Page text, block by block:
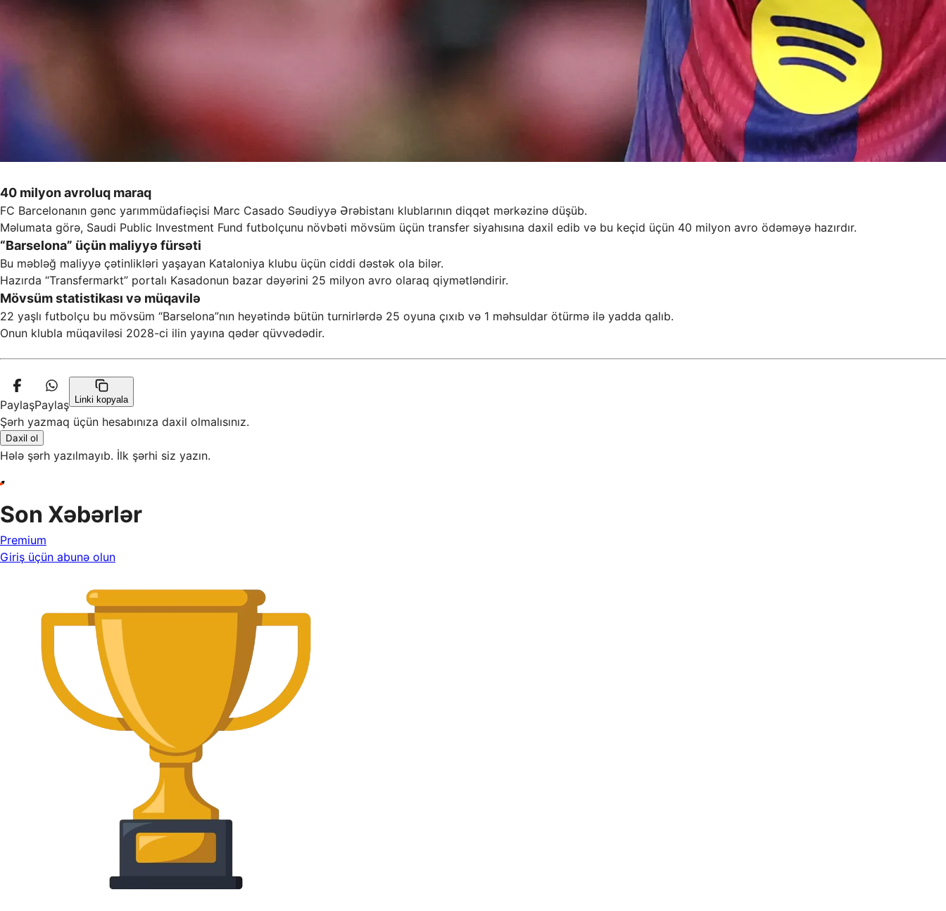
40 milyon avroluq maraq
FC Barcelonanın gənc yarımmüdafiəçisi Marc Casado Səudiyyə Ərəbistanı klublarının diqqət mərkəzinə düşüb.
Məlumata görə, Saudi Public Investment Fund futbolçunu növbəti mövsüm üçün transfer siyahısına daxil edib və bu keçid üçün 40 milyon avro ödəməyə hazırdır.
“Barselona” üçün maliyyə fürsəti
Bu məbləğ maliyyə çətinlikləri yaşayan Kataloniya klubu üçün ciddi dəstək ola bilər.
Hazırda “Transfermarkt” portalı Kasadonun bazar dəyərini 25 milyon avro olaraq qiymətləndirir.
Mövsüm statistikası və müqavilə
22 yaşlı futbolçu bu mövsüm “Barselona”nın heyətində bütün turnirlərdə 25 oyuna çıxıb və 1 məhsuldar ötürmə ilə yadda qalıb.
Onun klubla müqaviləsi 2028-ci ilin yayına qədər qüvvədədir.
PaylaşPaylaş Linki kopyala
Şərh yazmaq üçün hesabınıza daxil olmalısınız.
Daxil ol
Hələ şərh yazılmayıb. İlk şərhi siz yazın.
Son Xəbərlər
Premium
Giriş üçün abunə olun